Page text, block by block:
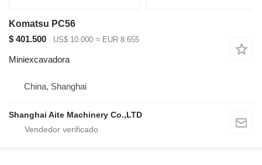
Komatsu PC56
$ 401.500
US$ 10.000 ≈ EUR 8.655
Miniexcavadora
China, Shanghai
Shanghai Aite Machinery Co.,LTD